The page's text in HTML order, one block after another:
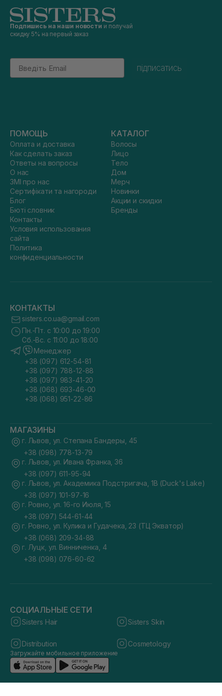
Подпишись на наши новости и получай
скидку 5% на первый заказ
Email
підписатись
ПОМОЩЬ
Оплата и доставка
Как сделать заказ
Ответы на вопросы
О нас
ЗМІ про нас
Сертифікати та нагороди
Блог
Бюті словник
Контакты
Условия использования
сайта
Политика
конфиденциальности
КАТАЛОГ
Волосы
Лицо
Тело
Дом
Мерч
Новинки
Акции и скидки
Бренды
КОНТАКТЫ
sisters.co.ua@gmail.com
Пн.-Пт. с 10:00 до 19:00
Сб.-Вс. с 11:00 до 18:00
Менеджер
+38 (097) 612-54-81
+38 (097) 788-12-88
+38 (097) 983-41-20
+38 (068) 693-46-00
+38 (068) 951-22-86
МАГАЗИНЫ
г. Львов, ул. Степана Бандеры, 45
+38 (098) 778-13-79
г. Львов, ул. Ивана Франка, 36
+38 (097) 611-95-94
г. Львов, ул. Академика Подстригача, 1В (Duck's Lake)
+38 (097) 101-97-16
г. Ровно, ул. 16-го Июля, 15
+38 (097) 544-61-44
г. Ровно, ул. Кулика и Гудачека, 23 (ТЦ Экватор)
+38 (068) 209-34-88
г. Луцк, ул. Винниченка, 4
+38 (098) 076-60-62
СОЦИАЛЬНЫЕ СЕТИ
Sisters Hair Sisters Skin
Distribution Cosmetology
Загружайте мобильное приложение